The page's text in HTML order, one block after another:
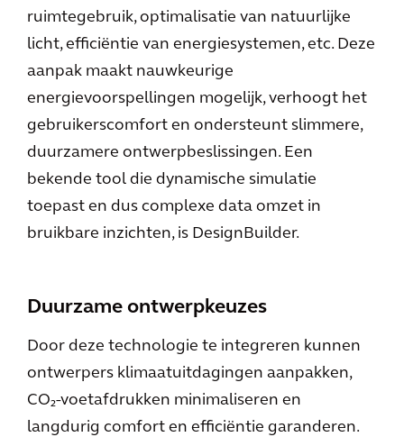
ruimtegebruik, optimalisatie van natuurlijke
licht, efficiëntie van energiesystemen, etc. Deze
aanpak maakt nauwkeurige
energievoorspellingen mogelijk, verhoogt het
gebruikerscomfort en ondersteunt slimmere,
duurzamere ontwerpbeslissingen. Een
bekende tool die dynamische simulatie
toepast en dus complexe data omzet in
bruikbare inzichten, is DesignBuilder.
Duurzame ontwerpkeuzes
Door deze technologie te integreren kunnen
ontwerpers klimaatuitdagingen aanpakken,
CO₂-voetafdrukken minimaliseren en
langdurig comfort en efficiëntie garanderen.